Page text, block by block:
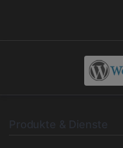
Produkte & Dienste